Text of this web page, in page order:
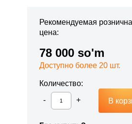
Рекомендуемая
цена:
78 000 so'm
Доступно более 20 шт.
Количество:
В